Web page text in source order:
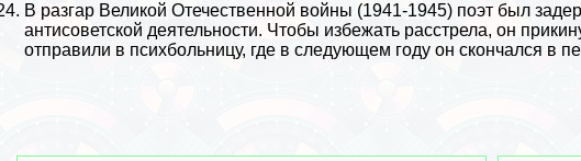
В разгар Великой Отечественной войны (1941-1945) поэт был
антисоветской деятельности. Чтобы избежать расстрела, он
отправили в психбольницу, где в следующем году он скончался в